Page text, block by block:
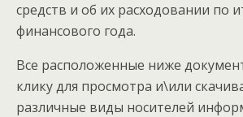
средств и об их расходовании по
финансового года.
Все расположенные ниже
клику для просмотра и\или
различные виды носителей